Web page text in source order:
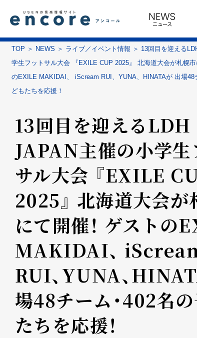
NEWS
ニュース
TOP NEWS ライブ／イベント情報
13回目を迎える
学生フットサル大会 『EXILE CUP 2025』 北海道大会が札幌
のEXILE MAKIDAI、 iScream RUI、YUNA、HINATAが 出場48
どもたちを応援！
13回目を迎えるLDH
JAPAN主催の小学生
サル大会 『EXILE
2025』 北海道大会が
にて開催！ ゲストの
MAKIDAI、
RUI、YUNA、
場48チーム・402名
たちを応援！